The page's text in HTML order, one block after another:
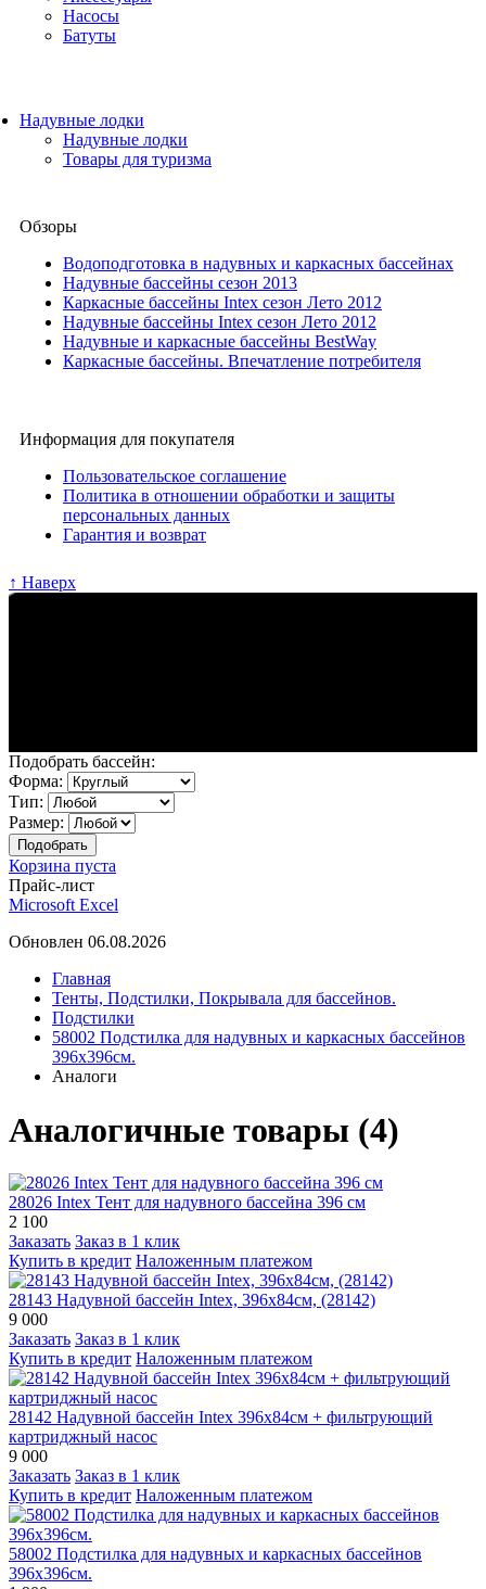
Насосы
Батуты
Надувные лодки
Надувные лодки
Товары для туризма
Обзоры
Водоподготовка в надувных и каркасных бассейнах
Надувные бассейны сезон 2013
Каркасные бассейны Intex сезон Лето 2012
Надувные бассейны Intex сезон Лето 2012
Надувные и каркасные бассейны BestWay
Каркасные бассейны. Впечатление потребителя
Информация для покупателя
Пользовательское соглашение
Политика в отношении обработки и защиты
персональных данных
Гарантия и возврат
↑ Наверх
Подобрать бассейн:
Форма:
Тип:
Размер:
Корзина пуста
Прайс-лист
Microsoft Excel
Обновлен 06.08.2026
Главная
Тенты, Подстилки, Покрывала для бассейнов.
Подстилки
58002 Подстилка для надувных и каркасных бассейнов
396х396см.
Аналоги
Аналогичные товары (4)
28026 Intex Тент для надувного бассейна 396 см
2 100
Заказать Заказ в 1 клик
Купить в кредит Наложенным платежом
28143 Надувной бассейн Intex, 396х84см, (28142)
9 000
Заказать Заказ в 1 клик
Купить в кредит Наложенным платежом
28142 Надувной бассейн Intex 396х84см + фильтрующий
картриджный насос
9 000
Заказать Заказ в 1 клик
Купить в кредит Наложенным платежом
58002 Подстилка для надувных и каркасных бассейнов
396х396см.